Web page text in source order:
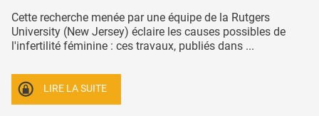
Cette recherche menée par une équipe de la Rutgers
University (New Jersey) éclaire les causes possibles de
l'infertilité féminine : ces travaux, publiés dans ...
LIRE LA SUITE